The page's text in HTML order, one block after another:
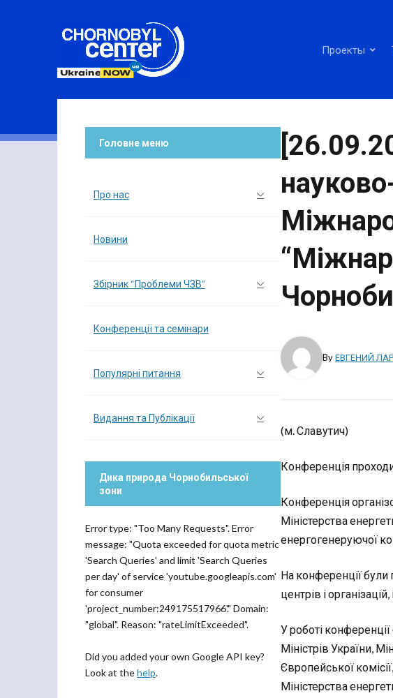
Проекты
ByЕВГЕНИЙ
(м. Славутич)
Конференція
Конференція
Міністерства
енергогенеруючої
На конференції були
центрів і
У роботі
Міністрів України,
Європейської
Міністерства
Головне меню
Про нас
Новини
Збірник “Проблеми ЧЗВ”
Конференції та семінари
Популярні питання
Видання та Публікації
Дика природа Чорнобильської
зони
Error type: "Too Many Requests". Error
message: "Quota exceeded for quota metric
'Search Queries' and limit 'Search Queries
per day' of service 'youtube.googleapis.com'
for consumer
'project_number:249175517966'." Domain:
"global". Reason: "rateLimitExceeded".
Did you added your own Google API key?
Look at thehelp.